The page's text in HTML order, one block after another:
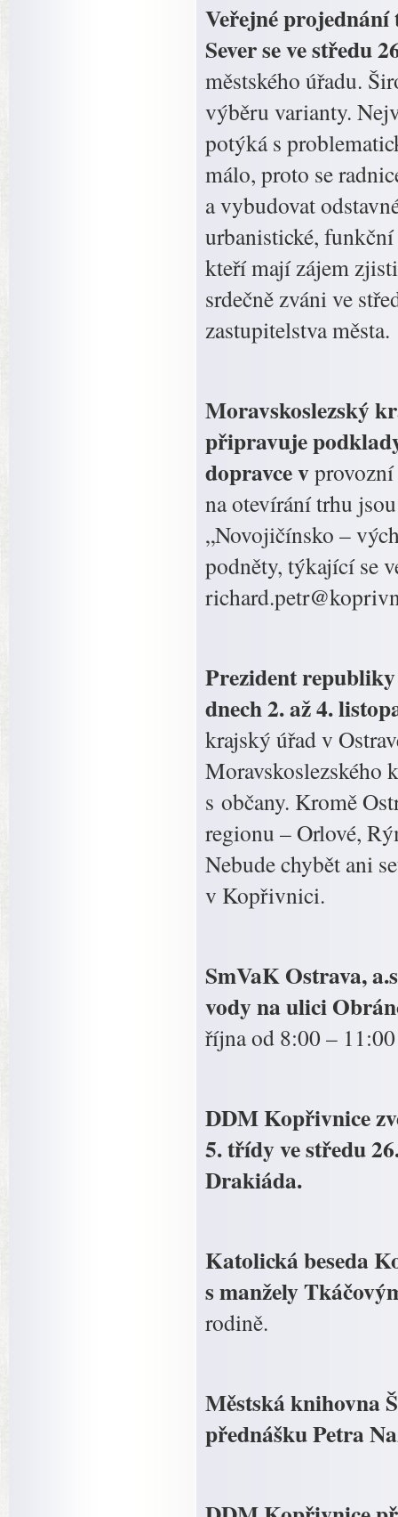
Veřejné projednání
Sever se ve středu
městského úřadu.
výběru varianty.
potýká s
málo, proto se
a vybudovat
urbanistické, funkční
kteří mají zájem
srdečně zváni ve
zastupitelstva města.
Moravskoslezský
připravuje
dopravce v
na otevírání trhu
„Novojičínsko –
podněty, týkající se
Prezident
dnech 2. až 4.
krajský úřad v
Moravskoslezského
s občany. Kromě
regionu – Orlové,
Nebude chybět ani
v Kopřivnici.
SmVaK Ostrava,
vody na ulici
října od 8:00 –
DDM Kopřivnice
5. třídy ve středu
Drakiáda.
Katolická beseda
s manžely
rodině.
Městská knihovna
přednášku Petra